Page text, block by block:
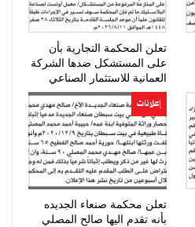
تعلن المحكمة التجارية بأن
على المستشكل ضدها الشركة
العمانية للاستثمار الصناعي
الحضور…
إعلانات
تعلن محكمة صنعاء الجديده
بأنه تقدم اليها صالح المصلي